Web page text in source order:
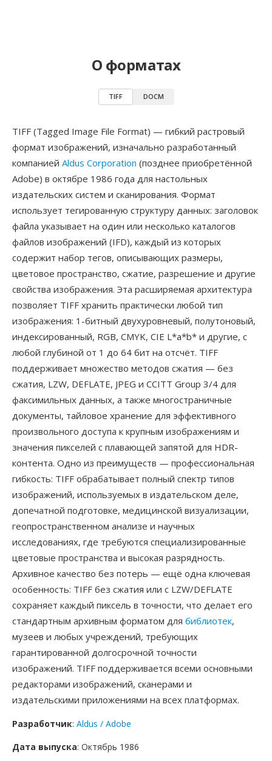
О форматах
TIFF DOCM
TIFF (Tagged Image File Format) — гибкий растровый
формат изображений, изначально разработанный
компанией Aldus Corporation (позднее приобретённой
Adobe) в октябре 1986 года для настольных
издательских систем и сканирования. Формат
использует тегированную структуру данных: заголовок
файла указывает на один или несколько каталогов
файлов изображений (IFD), каждый из которых
содержит набор тегов, описывающих размеры,
цветовое пространство, сжатие, разрешение и другие
свойства изображения. Эта расширяемая архитектура
позволяет TIFF хранить практически любой тип
изображения: 1-битный двухуровневый, полутоновый,
индексированный, RGB, CMYK, CIE L*a*b* и другие, с
любой глубиной от 1 до 64 бит на отсчёт. TIFF
поддерживает множество методов сжатия — без
сжатия, LZW, DEFLATE, JPEG и CCITT Group 3/4 для
факсимильных данных, а также многостраничные
документы, тайловое хранение для эффективного
произвольного доступа к крупным изображениям и
значения пикселей с плавающей запятой для HDR-
контента. Одно из преимуществ — профессиональная
гибкость: TIFF обрабатывает полный спектр типов
изображений, используемых в издательском деле,
допечатной подготовке, медицинской визуализации,
геопространственном анализе и научных
исследованиях, где требуются специализированные
цветовые пространства и высокая разрядность.
Архивное качество без потерь — ещё одна ключевая
особенность: TIFF без сжатия или с LZW/DEFLATE
сохраняет каждый пиксель в точности, что делает его
стандартным архивным форматом для библиотек,
музеев и любых учреждений, требующих
гарантированной долгосрочной точности
изображений. TIFF поддерживается всеми основными
редакторами изображений, сканерами и
издательскими приложениями на всех платформах.
Разработчик: Aldus / Adobe
Дата выпуска: Октябрь 1986